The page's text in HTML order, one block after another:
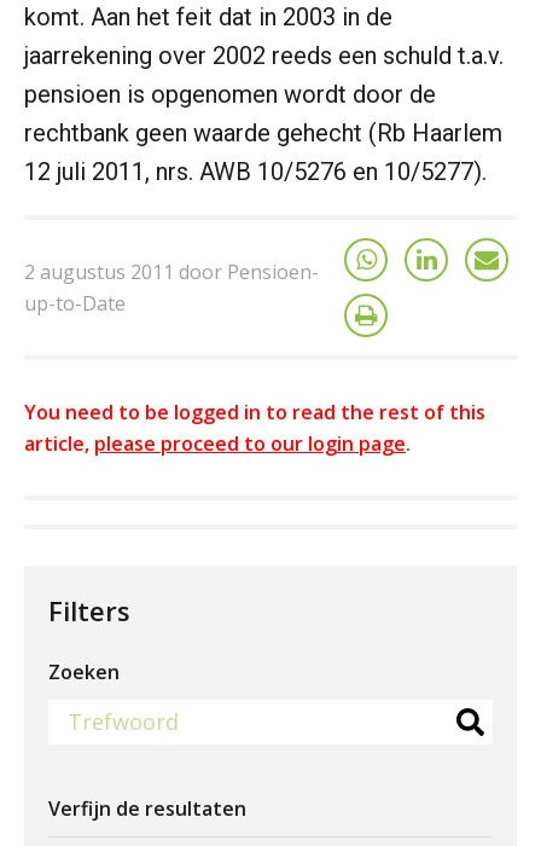
komt. Aan het feit dat in 2003 in de
jaarrekening over 2002 reeds een schuld t.a.v.
pensioen is opgenomen wordt door de
rechtbank geen waarde gehecht (Rb Haarlem
12 juli 2011, nrs. AWB 10/5276 en 10/5277).
2 augustus 2011 door Pensioen-
up-to-Date
You need to be logged in to read the rest of this
article, please proceed to our login page.
Filters
Zoeken
Verfijn de resultaten